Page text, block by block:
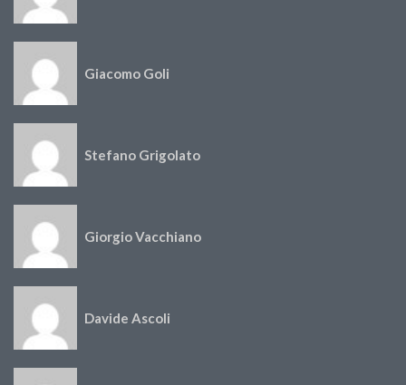
Giacomo Goli
Stefano Grigolato
Giorgio Vacchiano
Davide Ascoli